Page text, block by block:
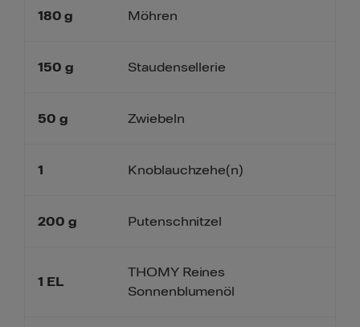
180 g
150 g
50 g
1
200 g
1 EL
Möhren
Staudensellerie
Zwiebeln
Knoblauchzehe(n)
Putenschnitzel
THOMY Reines
Sonnenblumenöl